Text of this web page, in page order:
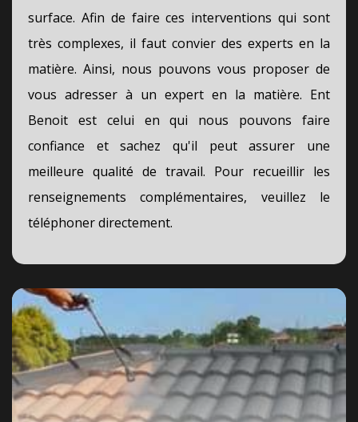
surface. Afin de faire ces interventions qui sont
très complexes, il faut convier des experts en la
matière. Ainsi, nous pouvons vous proposer de
vous adresser à un expert en la matière. Ent
Benoit est celui en qui nous pouvons faire
confiance et sachez qu'il peut assurer une
meilleure qualité de travail. Pour recueillir les
renseignements complémentaires, veuillez le
téléphoner directement.